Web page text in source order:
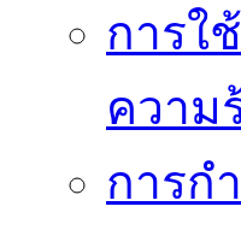
การใ
ความ
การก